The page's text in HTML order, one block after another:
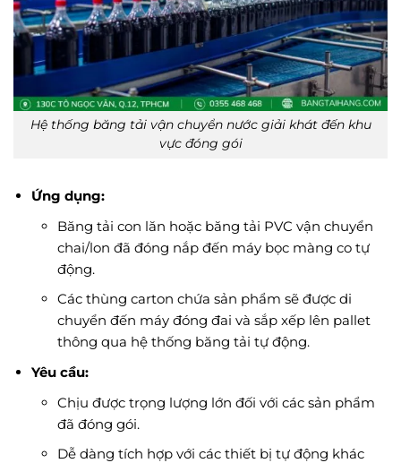
Hệ thống băng tải vận chuyển nước giải khát đến khu
vực đóng gói
Ứng dụng:
Băng tải con lăn hoặc băng tải PVC vận chuyển
chai/lon đã đóng nắp đến máy bọc màng co tự
động.
Các thùng carton chứa sản phẩm sẽ được di
chuyển đến máy đóng đai và sắp xếp lên pallet
thông qua hệ thống băng tải tự động.
Yêu cầu:
Chịu được trọng lượng lớn đối với các sản phẩm
đã đóng gói.
Dễ dàng tích hợp với các thiết bị tự động khác